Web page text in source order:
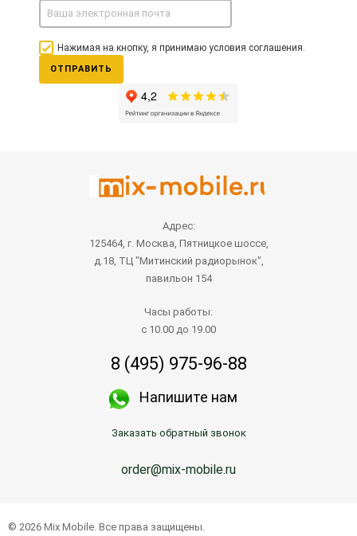
Нажимая на кнопку, я принимаю условия соглашения.
ОТПРАВИТЬ
Адрес:
125464, г. Москва, Пятницкое шоссе,
д.18, ТЦ "Митинский радиорынок",
павильон 154
Часы работы:
с 10.00 до 19.00
8 (495) 975-96-88
Напишите нам
Заказать обратный звонок
order@mix-mobile.ru
© 2026 Mix Mobile. Все права защищены.